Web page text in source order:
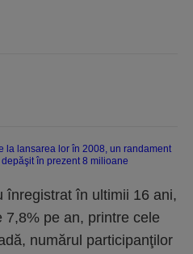
înregistrat în ultimii 16 ani,
pe an, printre cele
numărul participanţilor